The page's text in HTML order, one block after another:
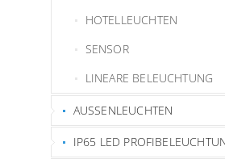
HOTELLEUCHTEN
SENSOR
LINEARE BELEUCHTUNG
AUSSENLEUCHTEN
IP65 LED